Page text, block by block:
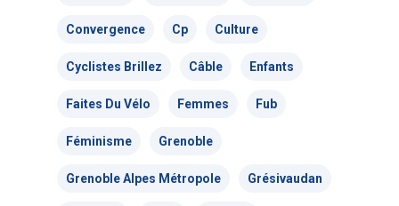
Convergence Cp Culture
Cyclistes Brillez Câble Enfants
Faites Du Vélo Femmes Fub
Féminisme Grenoble
Grenoble Alpes Métropole Grésivaudan
Convergences Vélo
Véloparade des
Véloparade des
Vélos blancs
Nous faire
intervenir
milieu professionnel
Cours collectifs de
Vélo École
Vélo Égaux : Favoriser
Nos